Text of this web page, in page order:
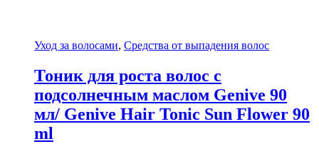
Уход за волосами, Средства от выпадения волос
Тоник для роста волос с
подсолнечным маслом Genive 90
мл/ Genive Hair Tonic Sun Flower 90
ml